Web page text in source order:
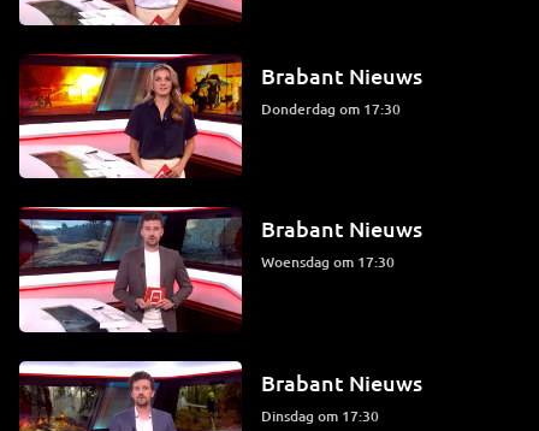
Brabant Nieuws
donderdag om 17:30
Brabant Nieuws
woensdag om 17:30
Brabant Nieuws
dinsdag om 17:30